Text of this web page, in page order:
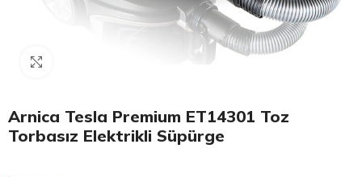
Arnica Tesla Premium ET14301 Toz
Torbasız Elektrikli Süpürge